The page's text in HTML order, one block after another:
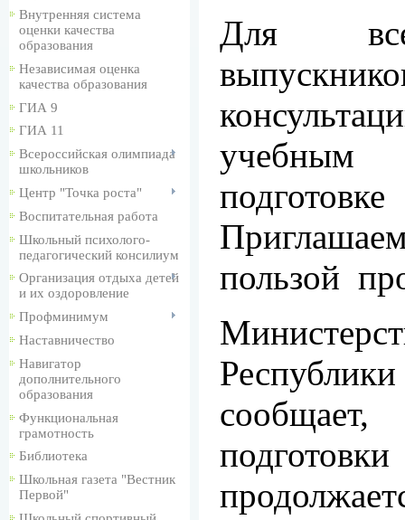
Внутренняя система
оценки качества
образования
Независимая оценка
качества образования
ГИА 9
ГИА 11
Всероссийская олимпиада
школьников
Центр "Точка роста"
Воспитательная работа
Школьный психолого-
педагогический консилиум
Организация отдыха детей
и их оздоровление
Профминимум
Наставничество
Навигатор
дополнительного
образования
Функциональная
грамотность
Библиотека
Школьная газета "Вестник
Первой"
Для
учебным
пользой